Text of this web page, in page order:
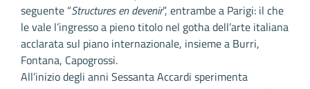
seguente “Structures en devenir”, entrambe a Parigi: il che
le vale l’ingresso a pieno titolo nel gotha dell’arte italiana
acclarata sul piano internazionale, insieme a Burri,
Fontana, Capogrossi.
All’inizio degli anni Sessanta Accardi sperimenta